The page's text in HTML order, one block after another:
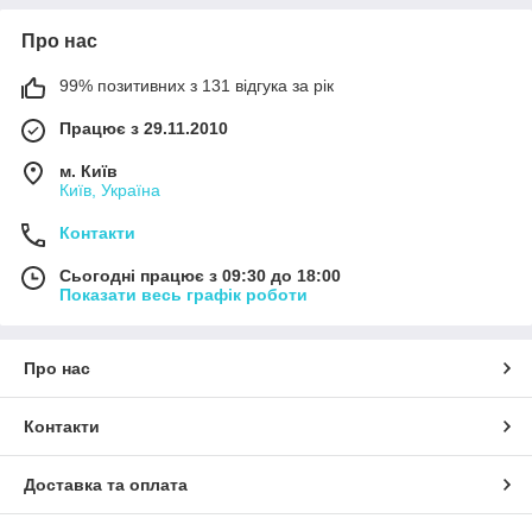
Про нас
99% позитивних з 131 відгука за рік
Працює з 29.11.2010
м. Київ
Київ, Україна
Контакти
Сьогодні працює з 09:30 до 18:00
Показати весь графік роботи
Про нас
Контакти
Доставка та оплата